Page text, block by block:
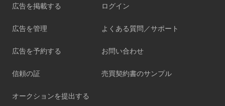
広告を掲載する
広告を管理
広告を予約する
信頼の証
オークションを提出する
ログイン
よくある質問／サポート
お問い合わせ
売買契約書のサンプル